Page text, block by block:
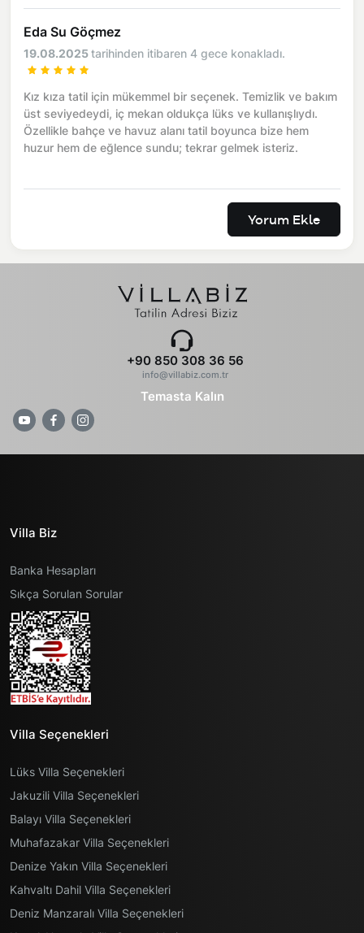
Eda Su Göçmez
19.08.2025tarihinden itibaren 4 gece konakladı.
Kız kıza tatil için mükemmel bir seçenek. Temizlik ve bakım
üst seviyedeydi, iç mekan oldukça lüks ve kullanışlıydı.
Özellikle bahçe ve havuz alanı tatil boyunca bize hem
huzur hem de eğlence sundu; tekrar gelmek isteriz.
Yorum Ekle
+90 850 308 36 56
info@villabiz.com.tr
Temasta Kalın
Villa Biz
Banka Hesapları
Sıkça Sorulan Sorular
Villa Seçenekleri
Lüks Villa Seçenekleri
Jakuzili Villa Seçenekleri
Balayı Villa Seçenekleri
Muhafazakar Villa Seçenekleri
Denize Yakın Villa Seçenekleri
Kahvaltı Dahil Villa Seçenekleri
Deniz Manzaralı Villa Seçenekleri